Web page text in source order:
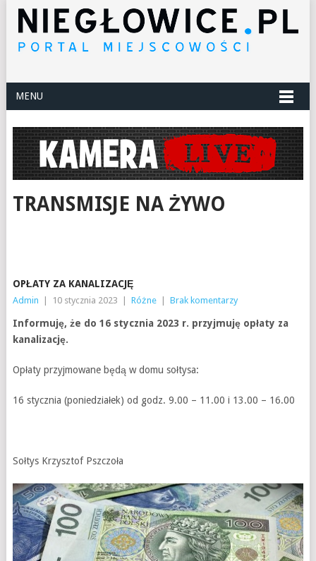
MENU
TRANSMISJE NA ŻYWO
OPŁATY ZA KANALIZACJĘ
Admin 10 stycznia 2023 Różne Brak komentarzy
Informuję, że do 16 stycznia 2023 r. przyjmuję opłaty za
kanalizację.
Opłaty przyjmowane będą w domu sołtysa:
16 stycznia (poniedziałek) od godz. 9.00 – 11.00 i 13.00 – 16.00
Sołtys Krzysztof Pszczoła